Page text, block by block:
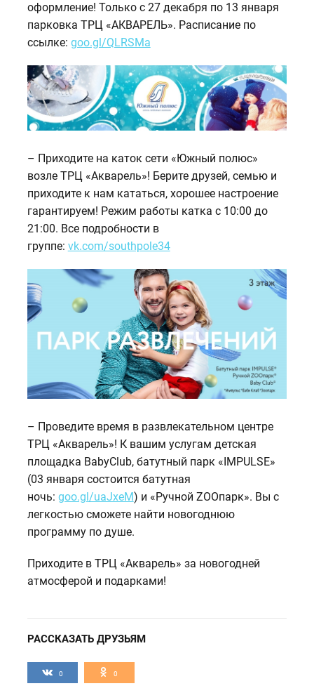
оформление! Только с 27 декабря по 13 января
парковка ТРЦ «АКВАРЕЛЬ». Расписание по
ссылке: goo.gl/QLRSMa
– Приходите на каток сети «Южный полюс»
возле ТРЦ «Акварель»! Берите друзей, семью и
приходите к нам кататься, хорошее настроение
гарантируем! Режим работы катка с 10:00 до
21:00. Все подробности в
группе: vk.com/southpole34
– Проведите время в развлекательном центре
ТРЦ «Акварель»! К вашим услугам детская
площадка BabyClub, батутный парк «IMPULSE»
(03 января состоится батутная
ночь: goo.gl/uaJxeM) и «Ручной ZOOпарк». Вы с
легкостью сможете найти новогоднюю
программу по душе.
Приходите в ТРЦ «Акварель» за новогодней
атмосферой и подарками!
РАССКАЗАТЬ ДРУЗЬЯМ
0 0